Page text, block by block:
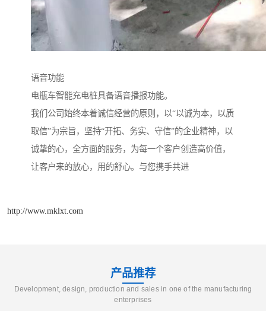
语音功能
电瓶车智能充电桩具备语音播报功能。
我们公司始终本着诚信经营的原则，以“以诚为本，以质
取信”为宗旨，坚持“开拓、务实、守信”的企业精神，以
诚挚的心，全方面的服务，为每一个客户创造高价值，
让客户来的放心，用的舒心。与您携手共进
http://www.mklxt.com
产品推荐
Development, design, production and sales in one of the manufacturing
enterprises